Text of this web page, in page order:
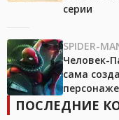
серии
SPIDER-
Человек-
сама
ПОСЛЕДНИЕ